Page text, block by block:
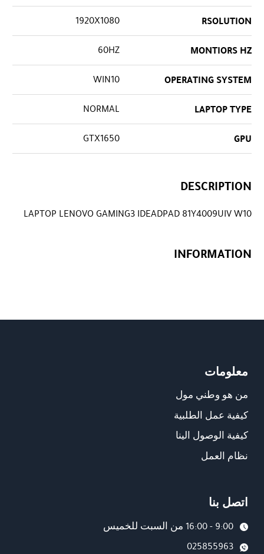
RSOLUTION
1920X1080
MONTIORS HZ
60HZ
OPERATING SYSTEM
WIN10
LAPTOP TYPE
NORMAL
GPU
GTX1650
DESCRIPTION
LAPTOP LENOVO GAMING3 IDEADPAD 81Y4009UIV W10
INFORMATION
معلومات
من هو وطني مول
كيفية عمل الطلبية
كيفية الوصول الينا
نظام العمل
اتصل بنا
9:00 - 16:00 من السبت للخميس
025855963